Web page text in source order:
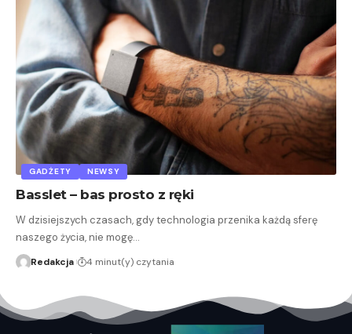
GADŻETY NEWSY
Basslet – bas prosto z ręki
W dzisiejszych czasach, gdy technologia przenika każdą sferę
naszego życia, nie mogę…
Redakcja 4 minut(y) czytania